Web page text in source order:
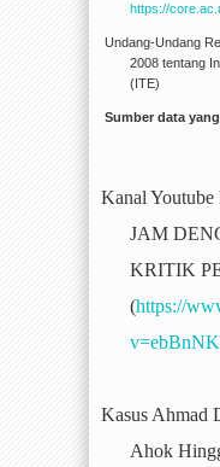
https://
Undang-Undang
2008 tentang
(ITE)
Sumber data
Kanal
JAM
KRITIK
(https://
Kasus Ahmad
Ahok